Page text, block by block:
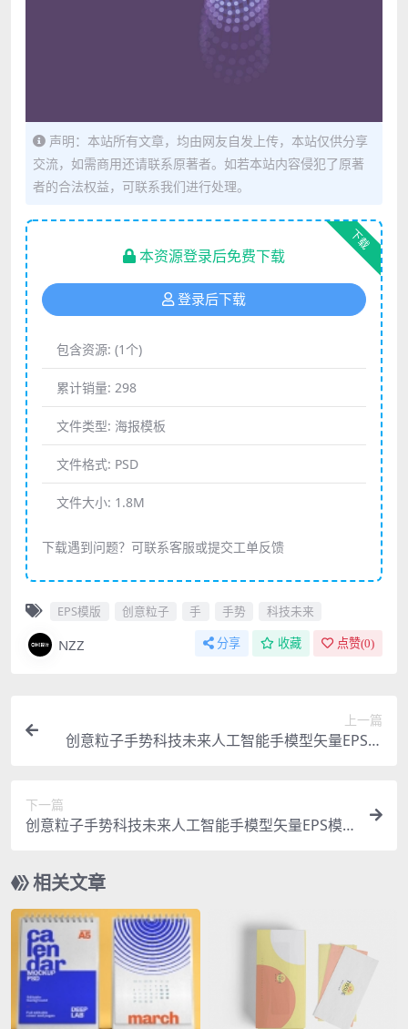
声明：本站所有文章，均由网友自发上传，本站仅供分享
交流，如需商用还请联系原著者。如若本站内容侵犯了原著
者的合法权益，可联系我们进行处理。
下载
本资源登录后免费下载
登录后下载
包含资源: (1个)
累计销量: 298
文件类型: 海报模板
文件格式: PSD
文件大小: 1.8M
下载遇到问题？可联系客服或提交工单反馈
EPS模版 创意粒子 手 手势 科技未来
NZZ 分享 收藏 点赞(0)
上一篇
创意粒子手势科技未来人工智能手模型矢量EPS模
下一篇
创意粒子手势科技未来人工智能手模型矢量EPS模
相关文章